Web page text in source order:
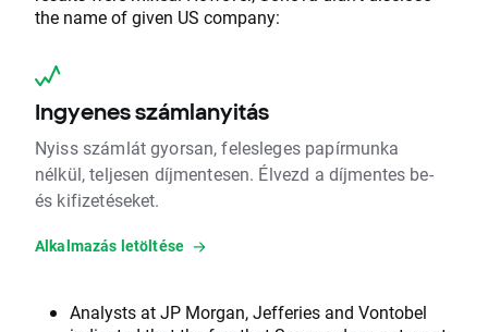
the name of given US company:
Ingyenes számlanyitás
Nyiss számlát gyorsan, felesleges papírmunka
nélkül, teljesen díjmentesen. Élvezd a díjmentes be-
és kifizetéseket.
Alkalmazás letöltése
Analysts at JP Morgan, Jefferies and Vontobel